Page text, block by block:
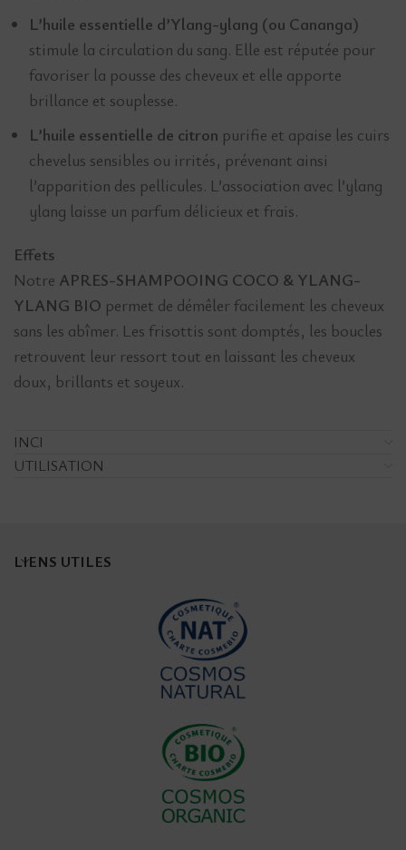
L’huile essentielle d’Ylang-ylang (ou Cananga)
stimule la circulation du sang. Elle est réputée pour
favoriser la pousse des cheveux et elle apporte
brillance et souplesse.
L’huile essentielle de citron purifie et apaise les cuirs
chevelus sensibles ou irrités, prévenant ainsi
l’apparition des pellicules. L’association avec l’ylang
ylang laisse un parfum délicieux et frais.
Effets
Notre APRES-SHAMPOOING COCO & YLANG-
YLANG BIO permet de démêler facilement les cheveux
sans les abîmer. Les frisottis sont domptés, les boucles
retrouvent leur ressort tout en laissant les cheveux
doux, brillants et soyeux.
INCI
UTILISATION
LIENS UTILES